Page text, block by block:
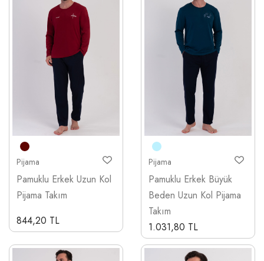
Pijama
Pamuklu Erkek Uzun Kol
Pijama Takım
844,20 TL
Pijama
Pamuklu Erkek Büyük
Beden Uzun Kol Pijama
Takım
1.031,80 TL